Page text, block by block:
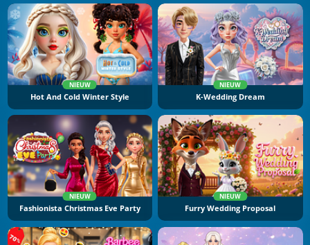
NIEUW
Hot And Cold Winter Style
NIEUW
K-Wedding Dream
NIEUW
Fashionista Christmas Eve Party
NIEUW
Furry Wedding Proposal